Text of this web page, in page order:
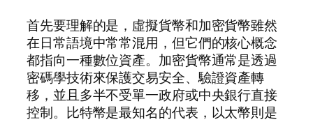
首先要理解的是，虛擬貨幣和加密貨幣雖然
在日常語境中常常混用，但它們的核心概念
都指向一種數位資產。加密貨幣通常是透過
密碼學技術來保護交易安全、驗證資產轉
移，並且多半不受單一政府或中央銀行直接
控制。比特幣是最知名的代表，以太幣則是